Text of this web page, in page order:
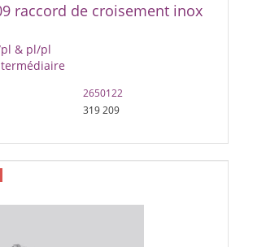
raccord de croisement inox
& pl/pl
2650122
319 209